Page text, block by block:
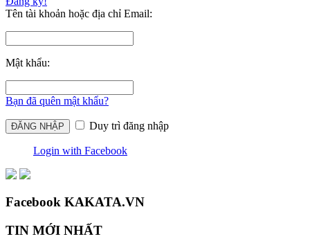
Tên tài khoản hoặc địa chỉ Email:
Mật khẩu:
Bạn đã quên mật khẩu?
Duy trì đăng nhập
Login with Facebook
Facebook KAKATA.VN
TIN MỚI NHẤT